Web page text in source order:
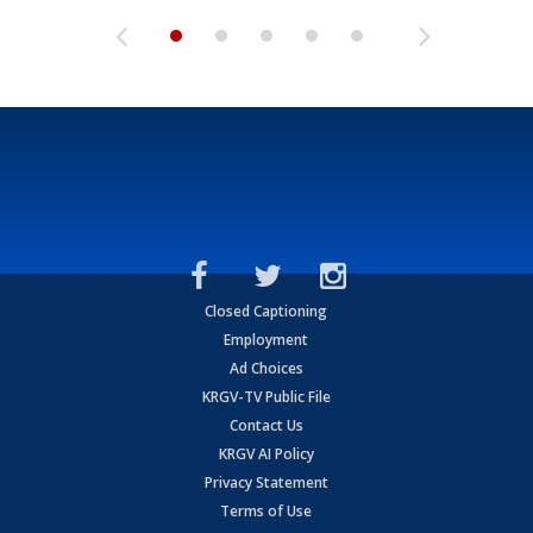
Closed Captioning
Employment
Ad Choices
KRGV-TV Public File
Contact Us
KRGV AI Policy
Privacy Statement
Terms of Use